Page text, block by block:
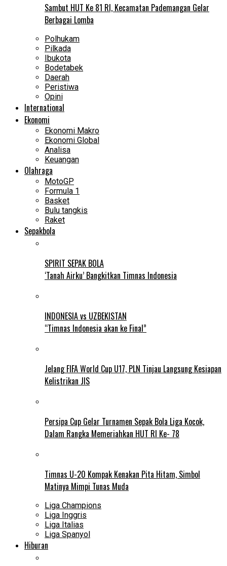
Sambut HUT Ke 81 RI, Kecamatan Pademangan Gelar
Berbagai Lomba
Polhukam
Pilkada
Ibukota
Bodetabek
Daerah
Peristiwa
Opini
International
Ekonomi
Ekonomi Makro
Ekonomi Global
Analisa
Keuangan
Olahraga
MotoGP
Formula 1
Basket
Bulu tangkis
Raket
Sepakbola
SPIRIT SEPAK BOLA
‘Tanah Airku’ Bangkitkan Timnas Indonesia
INDONESIA vs UZBEKISTAN
“Timnas Indonesia akan ke Final”
Jelang FIFA World Cup U17, PLN Tinjau Langsung Kesiapan
Kelistrikan JIS
Persipa Cup Gelar Turnamen Sepak Bola Liga Kocok,
Dalam Rangka Memeriahkan HUT RI Ke- 78
Timnas U-20 Kompak Kenakan Pita Hitam, Simbol
Matinya Mimpi Tunas Muda
Liga Champions
Liga Inggris
Liga Italias
Liga Spanyol
Hiburan